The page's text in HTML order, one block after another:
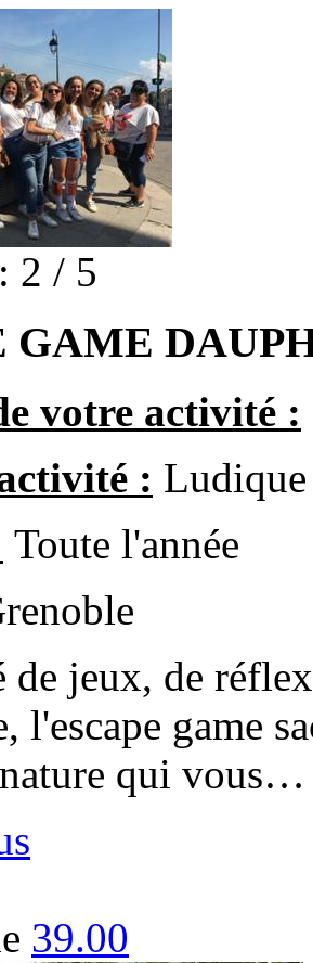
2 / 5
GAME
votre activité :
: Ludique
Toute l'année
de jeux, de
l'escape game
qui vous…
39.00